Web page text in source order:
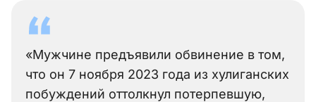
«Мужчине предъявили обвинение в том,
что он 7 ноября 2023 года из хулиганских
побуждений оттолкнул потерпевшую,